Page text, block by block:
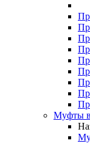
Муфты